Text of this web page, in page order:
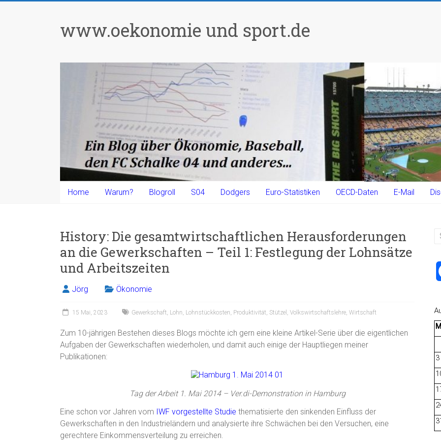
www.oekonomie und sport.de
Home Warum? Blogroll S04 Dodgers Euro-Statistiken OECD-Daten E-Mail
History: Die gesamtwirtschaftlichen Herausforderungen
an die Gewerkschaften – Teil 1: Festlegung der Lohnsätze
und Arbeitszeiten
Jörg Ökonomie
15 Mai, 2023 Gewerkschaft Lohn Lohnstückkosten Produktivität Stützel Volkswirtschaftslehre Wirtschaft
Zum 10-jährigen Bestehen dieses Blogs möchte ich gern eine kleine Artikel-Serie über die eigentlichen
Aufgaben der Gewerkschaften wiederholen, und damit auch einige der Hauptliegen meiner
Publikationen:
Tag der Arbeit 1. Mai 2014 – Ver.di-Demonstration in Hamburg
Eine schon vor Jahren vom IWF vorgestellte Studie thematisierte den sinkenden Einfluss der
Gewerkschaften in den Industrieländern und analysierte ihre Schwächen bei den Versuchen, eine
gerechtere Einkommensverteilung zu erreichen.
M
3